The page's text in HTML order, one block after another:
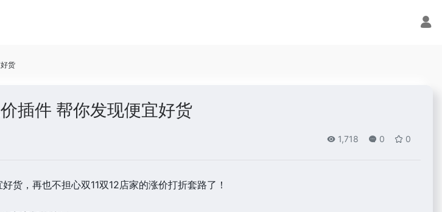
货
插件 帮你发现便宜好货
1,718 0 0
货，再也不担心双11双12店家的涨价打折套路了！